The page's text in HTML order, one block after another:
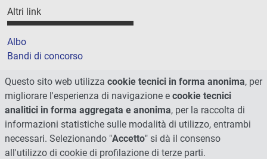
Altri link
Albo
Bandi di concorso
Amministrazione trasparente
Cookie
Mappa del sito
Questo sito web utilizza cookie tecnici in forma anonima, per
migliorare l'esperienza di navigazione e cookie tecnici
analitici in forma aggregata e anonima, per la raccolta di
informazioni statistiche sulle modalità di utilizzo, entrambi
necessari. Selezionando "Accetto" si dà il consenso
all'utilizzo di cookie di profilazione di terze parti.